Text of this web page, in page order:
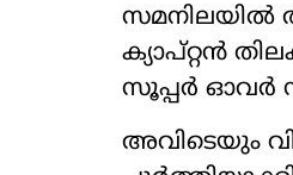
സമനിലയിൽ
ക്യാപ്റ്റൻ
സൂപ്പർ ഓവർ
അവിടെയും